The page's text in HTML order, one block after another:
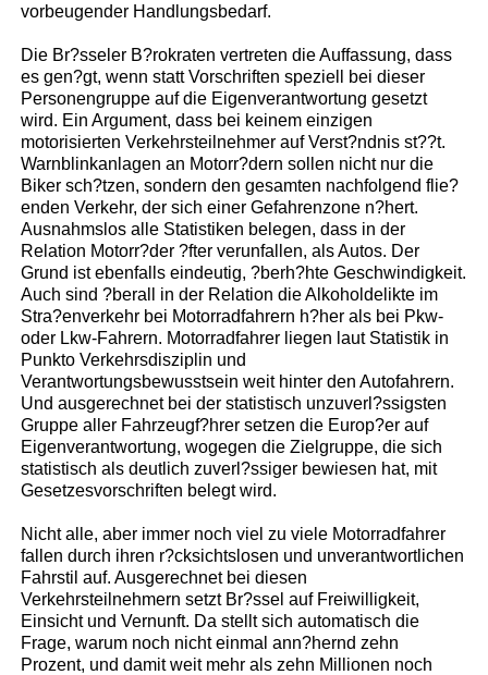
vorbeugender Handlungsbedarf.
Die Br?sseler B?rokraten vertreten die Auffassung, dass
es gen?gt, wenn statt Vorschriften speziell bei dieser
Personengruppe auf die Eigenverantwortung gesetzt
wird. Ein Argument, dass bei keinem einzigen
motorisierten Verkehrsteilnehmer auf Verst?ndnis st??t.
Warnblinkanlagen an Motorr?dern sollen nicht nur die
Biker sch?tzen, sondern den gesamten nachfolgend flie?
enden Verkehr, der sich einer Gefahrenzone n?hert.
Ausnahmslos alle Statistiken belegen, dass in der
Relation Motorr?der ?fter verunfallen, als Autos. Der
Grund ist ebenfalls eindeutig, ?berh?hte Geschwindigkeit.
Auch sind ?berall in der Relation die Alkoholdelikte im
Stra?enverkehr bei Motorradfahrern h?her als bei Pkw-
oder Lkw-Fahrern. Motorradfahrer liegen laut Statistik in
Punkto Verkehrsdisziplin und
Verantwortungsbewusstsein weit hinter den Autofahrern.
Und ausgerechnet bei der statistisch unzuverl?ssigsten
Gruppe aller Fahrzeugf?hrer setzen die Europ?er auf
Eigenverantwortung, wogegen die Zielgruppe, die sich
statistisch als deutlich zuverl?ssiger bewiesen hat, mit
Gesetzesvorschriften belegt wird.
Nicht alle, aber immer noch viel zu viele Motorradfahrer
fallen durch ihren r?cksichtslosen und unverantwortlichen
Fahrstil auf. Ausgerechnet bei diesen
Verkehrsteilnehmern setzt Br?ssel auf Freiwilligkeit,
Einsicht und Vernunft. Da stellt sich automatisch die
Frage, warum noch nicht einmal ann?hernd zehn
Prozent, und damit weit mehr als zehn Millionen noch